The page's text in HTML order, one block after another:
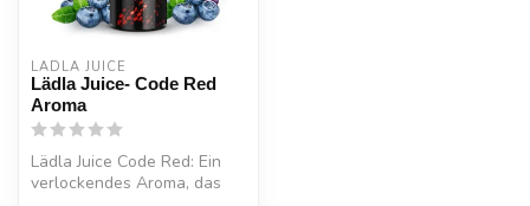
LÄDLA JUICE
Lädla Juice- Code Red
Aroma
Lädla Juice Code Red: Ein
verlockendes Aroma, das